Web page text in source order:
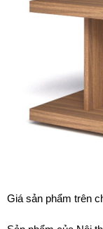
Giá sản phẩm trên